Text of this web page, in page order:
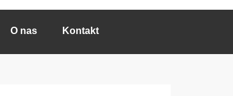
O nas Kontakt